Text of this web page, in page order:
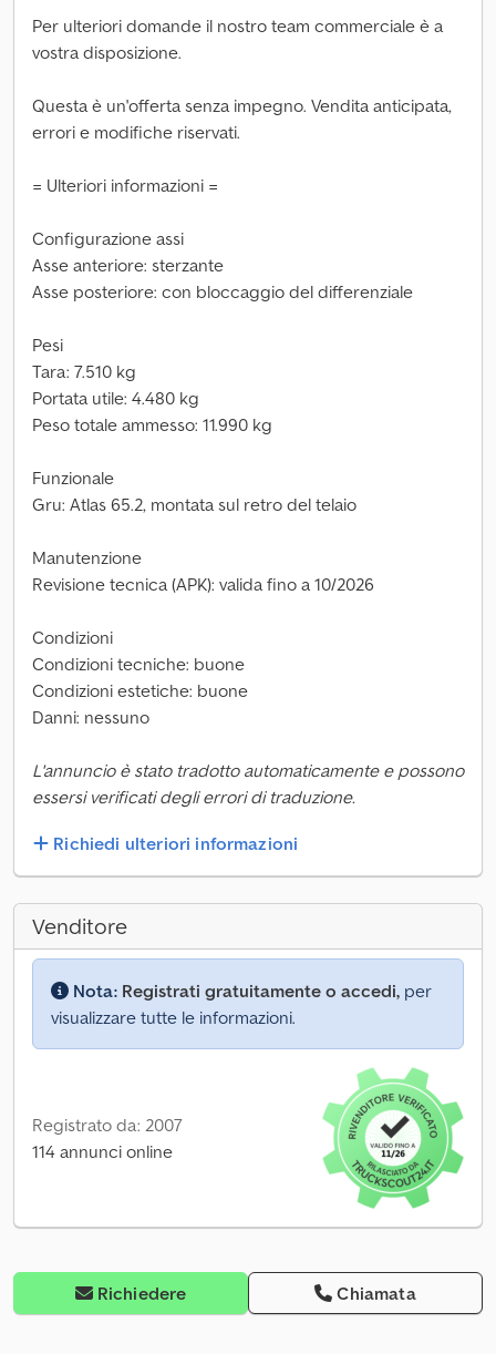
Per ulteriori domande il nostro team commerciale è a
vostra disposizione.
Questa è un'offerta senza impegno. Vendita anticipata,
errori e modifiche riservati.
= Ulteriori informazioni =
Configurazione assi
Asse anteriore: sterzante
Asse posteriore: con bloccaggio del differenziale
Pesi
Tara: 7.510 kg
Portata utile: 4.480 kg
Peso totale ammesso: 11.990 kg
Funzionale
Gru: Atlas 65.2, montata sul retro del telaio
Manutenzione
Revisione tecnica (APK): valida fino a 10/2026
Condizioni
Condizioni tecniche: buone
Condizioni estetiche: buone
Danni: nessuno
L'annuncio è stato tradotto automaticamente e possono
essersi verificati degli errori di traduzione.
Richiedi ulteriori informazioni
Venditore
Nota: Registrati gratuitamente o accedi, per
visualizzare tutte le informazioni.
Registrato da: 2007
114 annunci online
Richiedere Chiamata